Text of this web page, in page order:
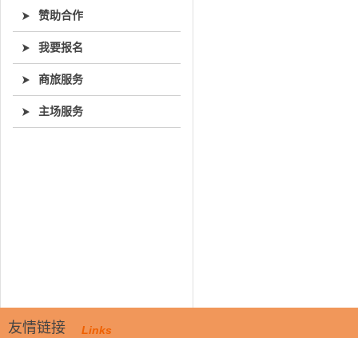
赞助合作
我要报名
商旅服务
主场服务
友情链接 Links